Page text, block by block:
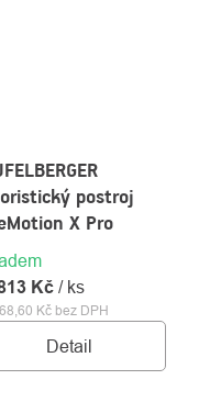
postroj
X Pro
Kč bez DPH
Kč / ks
Detail